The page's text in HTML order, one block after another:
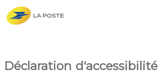
Déclaration d'accessibilité